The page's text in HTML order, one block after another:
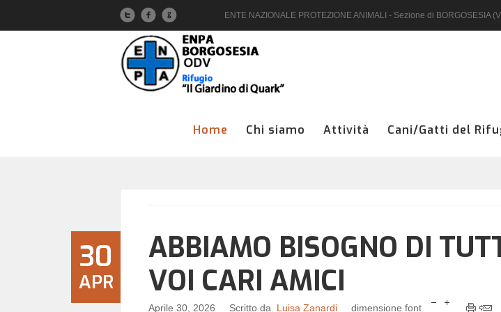
ENTE NAZIONALE PROTEZIONE ANIMALI - Sezione di BORGOSESIA
Home Chi siamo Attività Cani/Gatti del
30
APR
ABBIAMO BISOGNO DI
VOI CARI AMICI
Aprile 30, 2026 Scritto da Luisa Zanardi dimensione font
Password
Hai dimenticato il